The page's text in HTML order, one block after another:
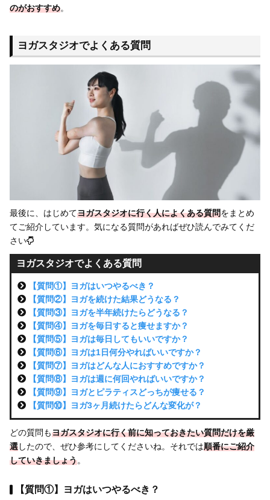
のがおすすめ。
ヨガスタジオでよくある質問
最後に、はじめてヨガスタジオに行く人によくある質問をまとめ
てご紹介しています。気になる質問があればぜひ読んでみてくだ
さい
ヨガスタジオでよくある質問
【質問①】ヨガはいつやるべき？
【質問②】ヨガを続けた結果どうなる？
【質問③】ヨガを半年続けたらどうなる？
【質問④】ヨガを毎日すると痩せますか？
【質問⑤】ヨガは毎日してもいいですか？
【質問⑥】ヨガは1日何分やればいいですか？
【質問⑦】ヨガはどんな人におすすめですか？
【質問⑧】ヨガは週に何回やればいいですか？
【質問⑨】ヨガとピラティスどっちが痩せる？
【質問⑩】ヨガ3ヶ月続けたらどんな変化が？
どの質問もヨガスタジオに行く前に知っておきたい質問だけを厳
選したので、ぜひ参考にしてくださいね。それでは順番にご紹介
していきましょう。
【質問①】ヨガはいつやるべき？